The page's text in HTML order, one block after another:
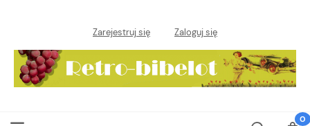
Zarejestruj się Zaloguj się